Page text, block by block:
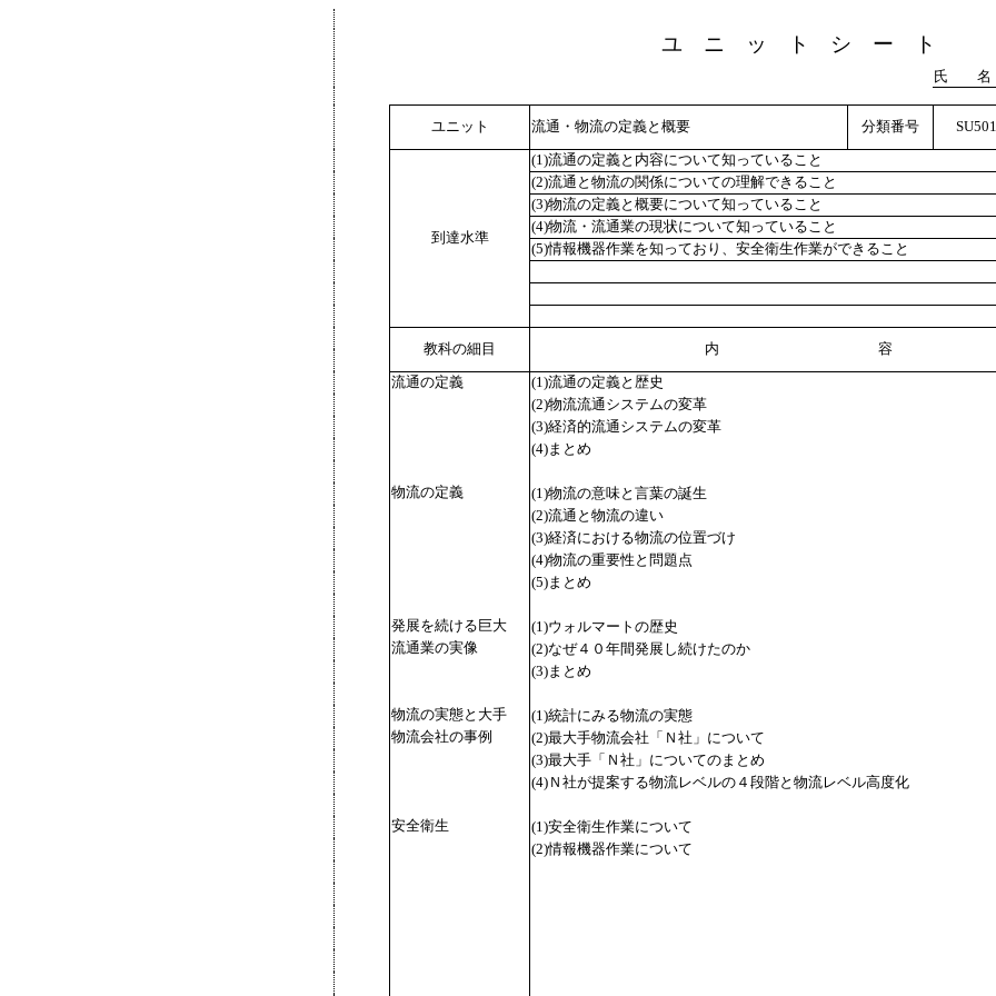
ユ ニ ッ ト シ ー ト
氏 名
ユニット 流通・物流の定義と概要 分類番号
到達水準
(1)流通の定義と内容について知っていること
(2)流通と物流の関係についての理解できること
(3)物流の定義と概要について知っていること
(4)物流・流通業の現状について知っていること
(5)情報機器作業を知っており、安全衛生作業ができること
教科の細目 内 容
流通の定義
(1)流通の定義と歴史
(2)物流流通システムの変革
(3)経済的流通システムの変革
(4)まとめ
物流の定義 (1)物流の意味と言葉の誕生
(2)流通と物流の違い
(3)経済における物流の位置づけ
(4)物流の重要性と問題点
(5)まとめ
発展を続ける巨大 (1)ウォルマートの歴史
流通業の実像
(2)なぜ４０年間発展し続けたのか
(3)まとめ
物流の実態と大手 (1)統計にみる物流の実態
物流会社の事例
(2)最大手物流会社「Ｎ社」について
(3)最大手「Ｎ社」についてのまとめ
(4)Ｎ社が提案する物流レベルの４段階と物流レベル高度化
安全衛生
(1)安全衛生作業について
(2)情報機器作業について